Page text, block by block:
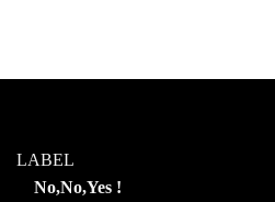
LABEL
No,No,Yes !